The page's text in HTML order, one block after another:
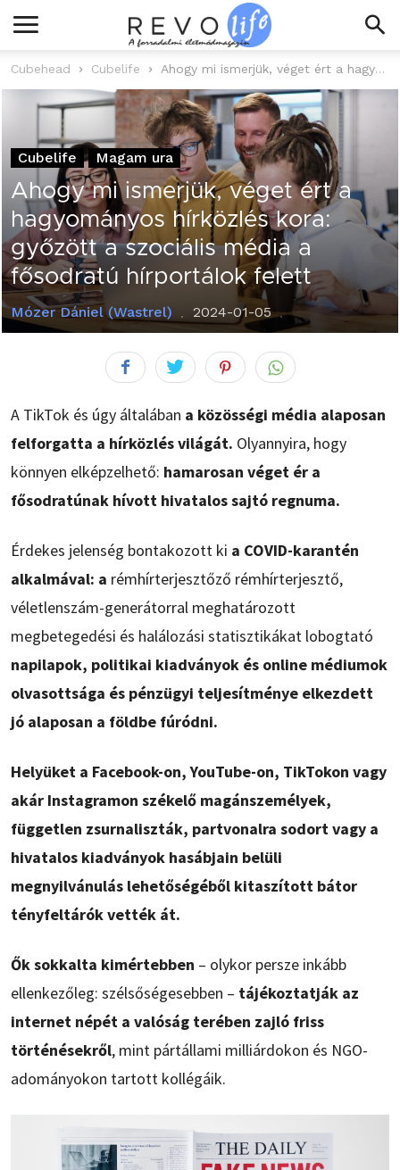
Cubehead Cubelife Ahogy mi ismerjük, véget ért a hagyományos hírközlés kora: győzött a szociális...
Cubelife Magam ura
Ahogy mi ismerjük, véget ért a
hagyományos hírközlés kora:
győzött a szociális média a
fősodratú hírportálok felett
Mózer Dániel (Wastrel) 2024-01-05
A TikTok és úgy általában a közösségi média alaposan
felforgatta a hírközlés világát. Olyannyira, hogy
könnyen elképzelhető: hamarosan véget ér a
fősodratúnak hívott hivatalos sajtó regnuma.
Érdekes jelenség bontakozott ki a COVID-karantén
alkalmával: a rémhírterjesztőző rémhírterjesztő,
véletlenszám-generátorral meghatározott
megbetegedési és halálozási statisztikákat lobogtató
napilapok, politikai kiadványok és online médiumok
olvasottsága és pénzügyi teljesítménye elkezdett
jó alaposan a földbe fúródni.
Helyüket a Facebook-on, YouTube-on, TikTokon vagy
akár Instagramon székelő magánszemélyek,
független zsurnaliszták, partvonalra sodort vagy a
hivatalos kiadványok hasábjain belüli
megnyilvánulás lehetőségéből kitaszított bátor
tényfeltárók vették át.
Ők sokkalta kimértebben – olykor persze inkább
ellenkezőleg: szélsőségesebben – tájékoztatják az
internet népét a valóság terében zajló friss
történésekről, mint pártállami milliárdokon és NGO-
adományokon tartott kollégáik.